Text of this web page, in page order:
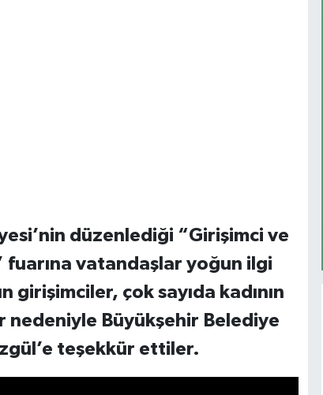
düzenlediği “Girişimci ve
fuarına vatandaşlar yoğun ilgi
girişimciler, çok sayıda kadının
nedeniyle Büyükşehir Belediye
teşekkür ettiler.